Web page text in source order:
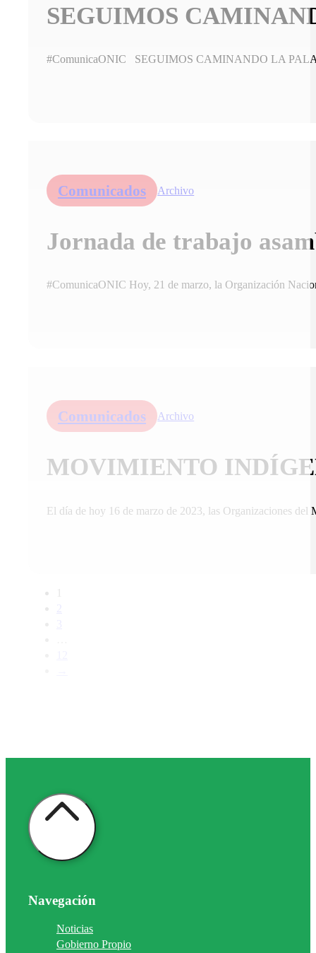
SEGUIMOS
#ComunicaONIC SEGUIMOS CAMINANDO LA
Comunicados Archivo
Jornada de trabajo
#ComunicaONIC Hoy, 21 de marzo, la Organización
Comunicados Archivo
MOVIMIENTO
El día de hoy 16 de marzo de 2023, las Organizaciones
Navegación
Noticias
Gobierno Propio